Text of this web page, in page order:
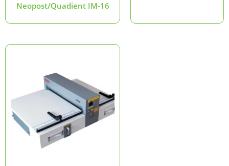
Neopost/Quadient IM-16